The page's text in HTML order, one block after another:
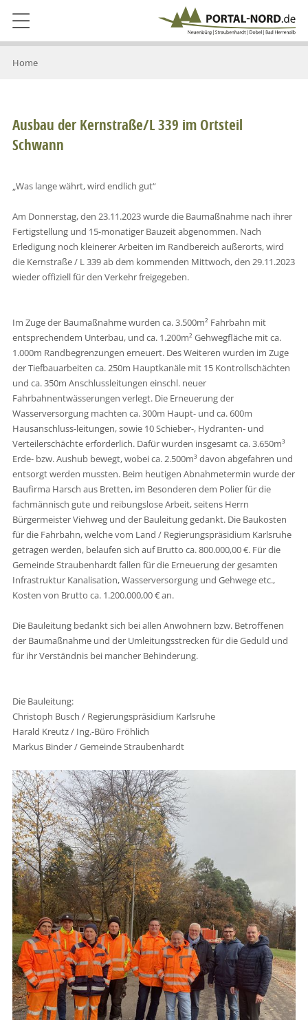
Home
Ausbau der Kernstraße/L 339 im Ortsteil
Schwann
„Was lange währt, wird endlich gut“
Am Donnerstag, den 23.11.2023 wurde die Baumaßnahme nach ihrer
Fertigstellung und 15-monatiger Bauzeit abgenommen. Nach
Erledigung noch kleinerer Arbeiten im Randbereich außerorts, wird
die Kernstraße / L 339 ab dem kommenden Mittwoch, den 29.11.2023
wieder offiziell für den Verkehr freigegeben.
Im Zuge der Baumaßnahme wurden ca. 3.500m² Fahrbahn mit
entsprechendem Unterbau, und ca. 1.200m² Gehwegfläche mit ca.
1.000m Randbegrenzungen erneuert. Des Weiteren wurden im Zuge
der Tiefbauarbeiten ca. 250m Hauptkanäle mit 15 Kontrollschächten
und ca. 350m Anschlussleitungen einschl. neuer
Fahrbahnentwässerungen verlegt. Die Erneuerung der
Wasserversorgung machten ca. 300m Haupt- und ca. 600m
Hausanschluss-leitungen, sowie 10 Schieber-, Hydranten- und
Verteilerschächte erforderlich. Dafür wurden insgesamt ca. 3.650m³
Erde- bzw. Aushub bewegt, wobei ca. 2.500m³ davon abgefahren und
entsorgt werden mussten. Beim heutigen Abnahmetermin wurde der
Baufirma Harsch aus Bretten, im Besonderen dem Polier für die
fachmännisch gute und reibungslose Arbeit, seitens Herrn
Bürgermeister Viehweg und der Bauleitung gedankt. Die Baukosten
für die Fahrbahn, welche vom Land / Regierungspräsidium Karlsruhe
getragen werden, belaufen sich auf Brutto ca. 800.000,00 €. Für die
Gemeinde Straubenhardt fallen für die Erneuerung der gesamten
Infrastruktur Kanalisation, Wasserversorgung und Gehwege etc.,
Kosten von Brutto ca. 1.200.000,00 € an.
Die Bauleitung bedankt sich bei allen Anwohnern bzw. Betroffenen
der Baumaßnahme und der Umleitungsstrecken für die Geduld und
für ihr Verständnis bei mancher Behinderung.
Die Bauleitung:
Christoph Busch / Regierungspräsidium Karlsruhe
Harald Kreutz / Ing.-Büro Fröhlich
Markus Binder / Gemeinde Straubenhardt